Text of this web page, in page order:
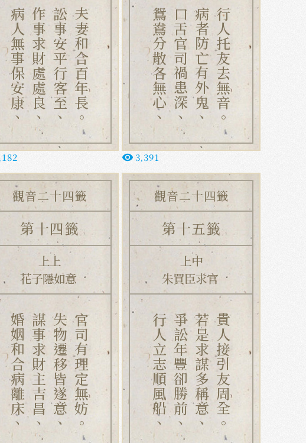
病人無事保安康、作事求財處處良、訟事安平行客至、夫妻和合百年長。 鴛鴦分散各無心、口舌官司禍患深、病者防亡有外鬼、行人托友去無音。
remove_red_eye 3,391
觀音二十四籤
第十四籤
上上
花子隱如意
婚姻和合病離床、謀事求財主吉昌、失物遷移皆遂意、官司有理定無妨。
觀音二十四籤
第十五籤
上中
朱買臣求官
行人立志順風船、爭訟年豐卻勝前、若是求謀多稱意、貴人接引友周全。